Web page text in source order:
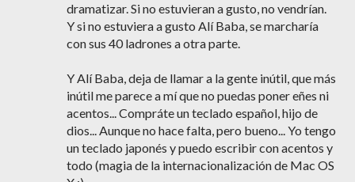
dramatizar. Si no estuvieran a gusto, no vendrían.
Y si no estuviera a gusto Alí Baba, se marcharía
con sus 40 ladrones a otra parte.
Y Alí Baba, deja de llamar a la gente inútil, que más
inútil me parece a mí que no puedas poner eñes ni
acentos... Compráte un teclado español, hijo de
dios... Aunque no hace falta, pero bueno... Yo tengo
un teclado japonés y puedo escribir con acentos y
todo (magia de la internacionalización de Mac OS